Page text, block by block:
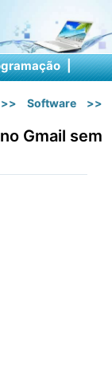
|
>> Software >>
Gmail sem